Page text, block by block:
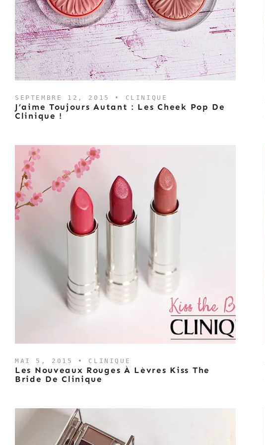
SEPTEMBRE 12, 2015 • CLINIQUE
J’aime Toujours Autant : Les Cheek Pop De
Clinique !
MAI 5, 2015 • CLINIQUE
Les Nouveaux Rouges À Lèvres Kiss The
Bride De Clinique